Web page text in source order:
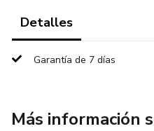
Detalles
Garantía de 7 días
Más información